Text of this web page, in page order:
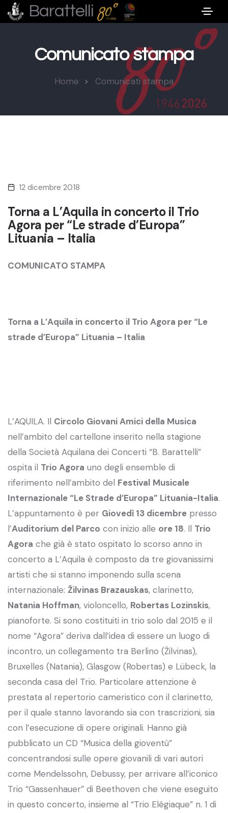
Barattelli
Comunicato stampa
Home Comunicati stampa
12 dicembre 2018
Torna a L’Aquila in concerto il Trio
Agora per “Le strade d’Europa”
Lituania – Italia
COMUNICATO STAMPA
Torna a L’Aquila in concerto il Trio Agora per “Le
strade d’Europa” Lituania – Italia
L’AQUILA. Il Circolo Giovani Amici della Musica
nell’ambito del cartellone inserito nella stagione
della Società Aquilana dei Concerti “B. Barattelli”
ospita il Trio Agora uno degli ensemble di
riferimento nell’ambito del Festival Musicale
Internazionale “Le Strade d’Europa” Lituania-Italia.
L’appuntamento è per Giovedì 13 dicembre presso
l’Auditorium del Parco con inizio alle ore 18. Il Trio
Agora che già è stato ospitato lo scorso anno in
concerto a L’Aquila è composto da tre giovanissimi
artisti che si stanno imponendo sulla scena
internazionale: Žilvinas Brazauskas, clarinetto,
Natania Hoffman, violoncello, Robertas Lozinskis,
pianoforte. Si sono costituiti in trio solo dal 2015 e il
nome “Agora” deriva dall’idea di essere un luogo di
incontro, un collegamento tra Berlino (Žilvinas),
Bruxelles (Natania), Glasgow (Robertas) e Lübeck, la
seconda casa del Trio. Particolare attenzione è
prestata al repertorio cameristico con il clarinetto,
per il quale stanno lavorando sia con trascrizioni, sia
con l’esecuzione di opere originali. Hanno già
pubblicato un CD “Musica della gioventù”
concentrandosi sulle opere giovanili di vari autori
come Mendelssohn, Debussy, per arrivare all’iconico
Trio “Gassenhauer” di Beethoven che viene eseguito
in questo concerto, insieme al “Trio Elégiaque” n. 1 di